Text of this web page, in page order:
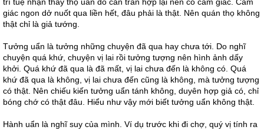
giác ngon dở nuốt qua liền hết, đâu phải là thật. Nên quán thọ không
thật chỉ là giả tướng.
Tưởng uẩn là tưởng những chuyện đã qua hay chưa tới. Do nghĩ
chuyện quá khứ, chuyện vị lai rồi tưởng tượng nên hình ảnh dấy
khởi. Quá khứ đã qua là đã mất, vị lai chưa đến là không có. Quá
khứ đã qua là không, vị lai chưa đến cũng là không, mà tưởng tượng
có thật. Nên chiếu kiến tưởng uẩn tánh không, duyên hợp giả có, chỉ
bóng chớ có thật đâu. Hiểu như vậy mới biết tưởng uẩn không thật.
Hành uẩn là nghĩ suy của mình. Ví dụ trước khi đi chợ, quý vị tính ra